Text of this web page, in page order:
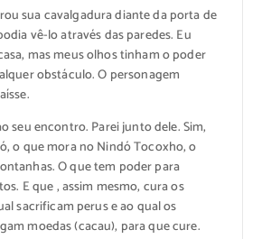
sua cavalgadura diante da porta de
vê-lo através das paredes. Eu
mas meus olhos tinham o poder
obstáculo. O personagem
seu encontro. Parei junto dele. Sim,
o que mora no Nindó Tocoxho, o
O que tem poder para
E que , assim mesmo, cura os
sacrificam perus e ao qual os
moedas (cacau), para que cure.